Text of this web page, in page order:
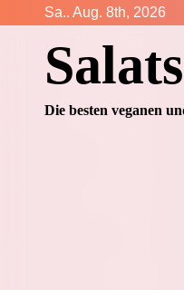
springen
Sa.. Aug. 8th, 2026
Die besten veganen